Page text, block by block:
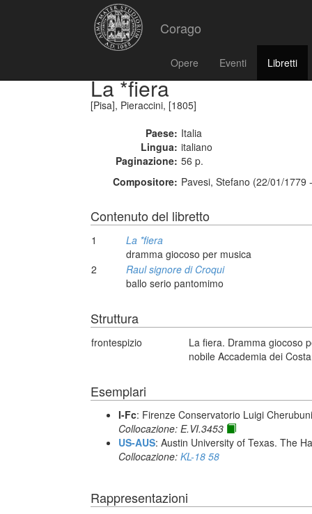
Corago
Opere Eventi Libretti
La *fiera
[Pisa], Pieraccini, [1805]
Paese: Italia
Lingua: italiano
Paginazione: 56 p.
Compositore: Pavesi, Stefano (22/01/1779
Contenuto del libretto
1
La *fiera
dramma giocoso per musica
2
Raul signore di Croqui
ballo serio pantomimo
Struttura
frontespizio
La fiera. Dramma giocoso
nobile Accademia dei
Esemplari
I-Fc: Firenze Conservatorio Luigi Cherubuni
Collocazione: E.VI.3453
US-AUS: Austin University of Texas. The
Collocazione: KL-18 58
Rappresentazioni